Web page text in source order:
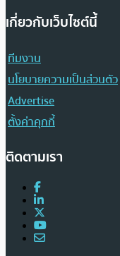
เกี่ยวกับเว็บไซต์นี้
ทีมงาน
นโยบายความเป็นส่วนตัว
Advertise
ตั้งค่าคุกกี้
ติดตามเรา